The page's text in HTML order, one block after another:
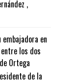
,
en
los dos
Ortega
de la